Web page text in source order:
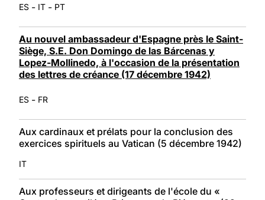
ES - IT - PT
Au nouvel ambassadeur d'Espagne près le Saint-
Siège, S.E. Don Domingo de las Bárcenas y
Lopez-Mollinedo, à l'occasion de la présentation
des lettres de créance (17 décembre 1942)
ES - FR
Aux cardinaux et prélats pour la conclusion des
exercices spirituels au Vatican (5 décembre 1942)
IT
Aux professeurs et dirigeants de l'école du «